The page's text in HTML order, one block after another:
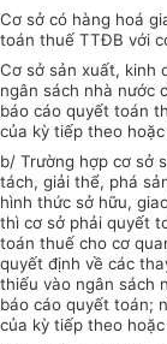
Cơ sở có hàng hoá
toán thuế TTĐB với
Cơ sở sản xuất, kinh
ngân sách nhà nước
báo cáo quyết toán
của kỳ tiếp theo
b/ Trường hợp cơ sở
tách, giải thể, phá
hình thức sở hữu,
thì cơ sở phải quyết
toán thuế cho cơ
quyết định về các
thiếu vào ngân sách
báo cáo quyết toán;
của kỳ tiếp theo